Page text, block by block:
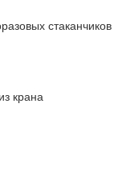
стаканчиков
крана